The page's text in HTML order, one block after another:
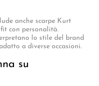
anche scarpe Kurt
con personalità.
lo stile del brand
a diverse occasioni.
su